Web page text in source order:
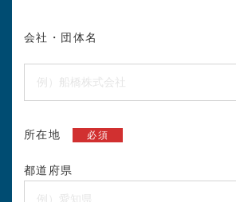
会社・団体名
所在地 必須
都道府県